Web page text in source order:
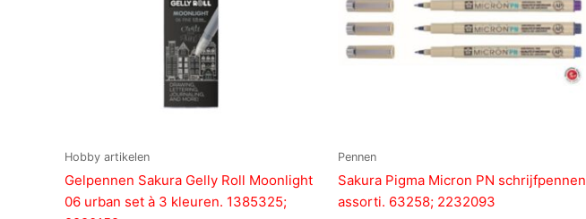
Hobby artikelen
Gelpennen Sakura Gelly Roll Moonlight
06 urban set à 3 kleuren. 1385325;
Pennen
Sakura Pigma Micron PN schrijfpennen
assorti. 63258; 2232093